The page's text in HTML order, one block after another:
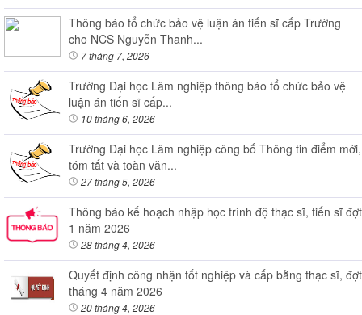
Thông báo tổ chức bảo vệ luận án tiến sĩ cấp Trường
cho NCS Nguyễn Thanh...
7 tháng 7, 2026
Trường Đại học Lâm nghiệp thông báo tổ chức bảo vệ
luận án tiến sĩ cấp...
10 tháng 6, 2026
Trường Đại học Lâm nghiệp công bố Thông tin điểm mới,
tóm tắt và toàn văn...
27 tháng 5, 2026
Thông báo kế hoạch nhập học trình độ thạc sĩ, tiến sĩ đợt
1 năm 2026
28 tháng 4, 2026
Quyết định công nhận tốt nghiệp và cấp bằng thạc sĩ, đợt
tháng 4 năm 2026
20 tháng 4, 2026